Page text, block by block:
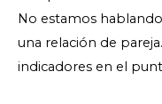
No estamos
una relación de
indicadores en el